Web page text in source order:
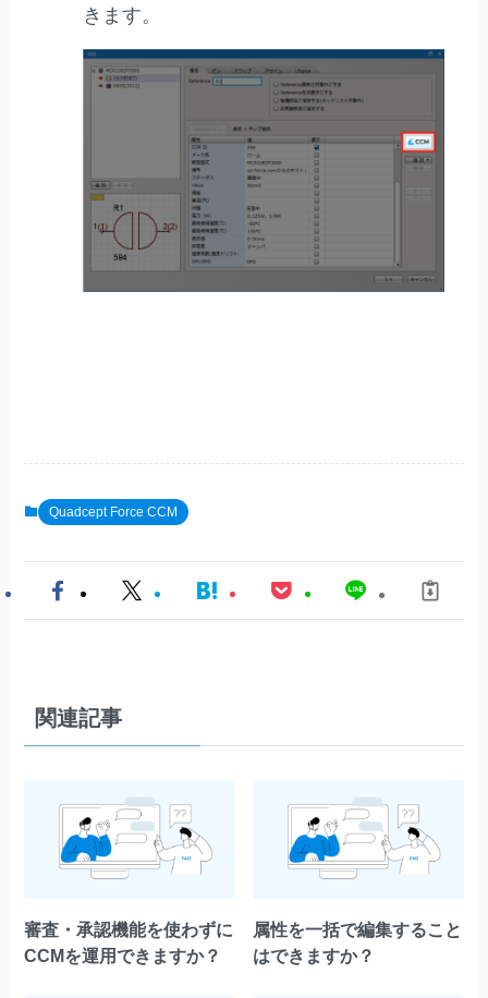
きます。
Quadcept Force CCM
関連記事
審査・承認機能を使わずに
CCMを運用できますか？
属性を一括で編集すること
はできますか？